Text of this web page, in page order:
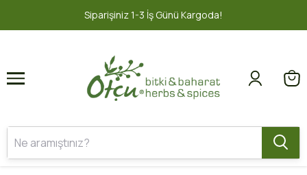
2000 TL ve üzeri ÜCRETSİZ
1 2